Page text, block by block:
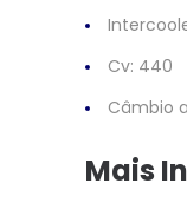
Cv: 440
Câmbio
Mais